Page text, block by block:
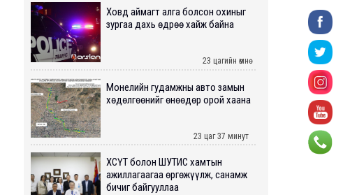
Ховд аймагт алга болсон охиныг
зургаа дахь өдрөө хайж байна
23 цагийн өмнө
Монелийн гудамжны авто замын
хөдөлгөөнийг өнөөдөр орой хаана
23 цаг 37 минут
ХӨСҮТ болон ШУТИС хамтын
ажиллагаагаа өргөжүүлж, санамж
бичиг байгууллаа